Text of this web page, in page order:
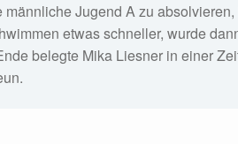
Jugend A zu
etwas schneller, wurde
belegte Mika Liesner in einer